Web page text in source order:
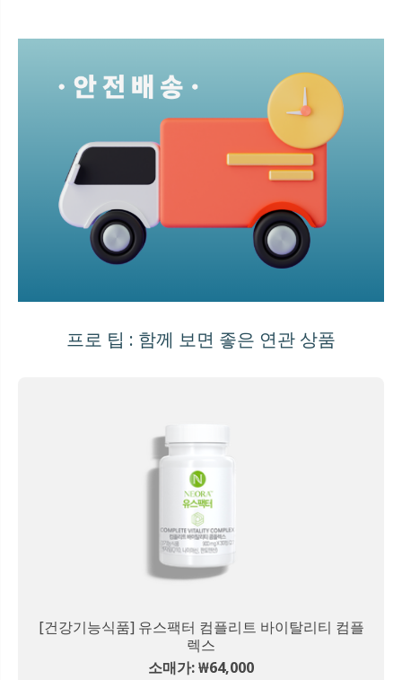
프로 팁 : 함께 보면 좋은 연관 상품
[건강기능식품] 유스팩터 컴플리트 바이탈리티 컴플
렉스
소매가: ₩64,000